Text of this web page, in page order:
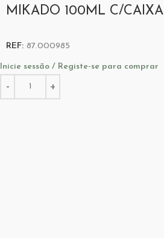
MIKADO 100ML C/CAIXA
REF: 87.000985
Inicie sessão / Registe-se para comprar